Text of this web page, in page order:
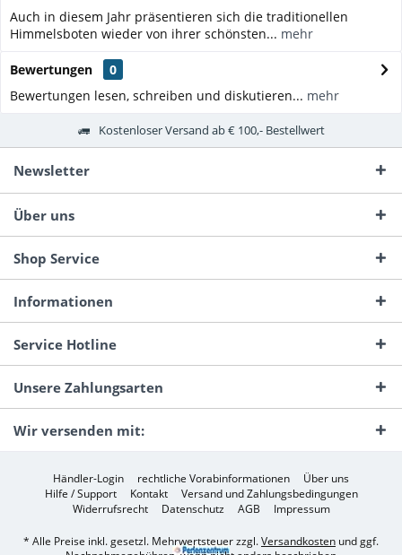
Auch in diesem Jahr präsentieren sich die traditionellen
Himmelsboten wieder von ihrer schönsten... mehr
Bewertungen
0
Bewertungen lesen, schreiben und diskutieren... mehr
Kostenloser Versand ab € 100,- Bestellwert
Newsletter
Über uns
Shop Service
Informationen
Service Hotline
Unsere Zahlungsarten
Wir versenden mit:
Händler-Login rechtliche Vorabinformationen
Über uns
Hilfe / Support
Kontakt
Versand und Zahlungsbedingungen
Widerrufsrecht
Datenschutz AGB Impressum
* Alle Preise inkl. gesetzl. Mehrwertsteuer zzgl.Versandkosten und ggf.